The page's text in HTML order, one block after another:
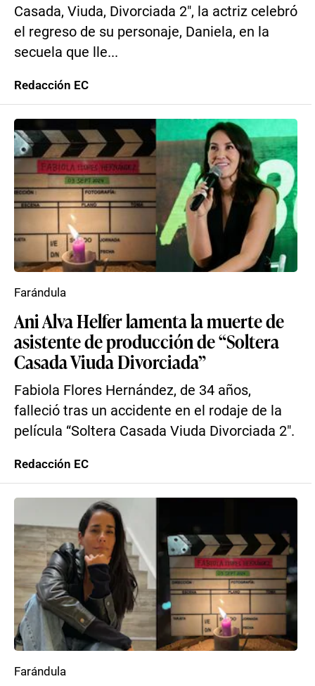
Casada, Viuda, Divorciada 2″, la actriz celebró
el regreso de su personaje, Daniela, en la
secuela que lle...
Redacción EC
Ani Alva Helfer lamenta la muerte de
asistente de producción de “Soltera
Casada Viuda Divorciada”
Fabiola Flores Hernández, de 34 años,
falleció tras un accidente en el rodaje de la
película “Soltera Casada Viuda Divorciada 2″.
Farándula
Redacción EC
Farándula